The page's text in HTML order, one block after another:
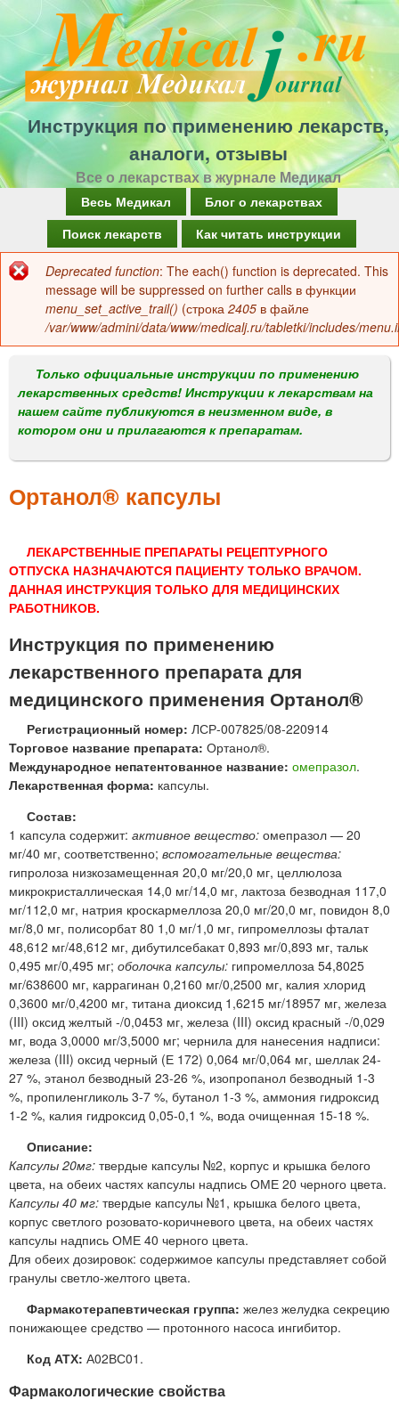
Перейти
к
основному
содержанию
Инструкция по применению лекарств,
аналоги, отзывы
Все о лекарствах в журнале Медикал
а
в
о
м
е
н
Весь Медикал
Блог о лекарствах
Поиск лекарств
Как читать инструкции
Сообщение
об
ошибке
Deprecated function: The each() function is deprecated. This
message will be suppressed on further calls в функции
menu_set_active_trail() (строка 2405 в файле
/var/www/admini/data/www/medicalj.ru/tabletki/includes/
Только официальные инструкции по применению
лекарственных средств! Инструкции к лекарствам на
нашем сайте публикуются в неизменном виде, в
котором они и прилагаются к препаратам.
Ортанол® капсулы
ЛЕКАРСТВЕННЫЕ ПРЕПАРАТЫ РЕЦЕПТУРНОГО
ОТПУСКА НАЗНАЧАЮТСЯ ПАЦИЕНТУ ТОЛЬКО ВРАЧОМ.
ДАННАЯ ИНСТРУКЦИЯ ТОЛЬКО ДЛЯ МЕДИЦИНСКИХ
РАБОТНИКОВ.
Инструкция по применению
лекарственного препарата для
медицинского применения Ортанол®
Регистрационный номер: ЛСР-007825/08-220914
Торговое название препарата: Ортанол®.
Международное непатентованное название: омепразол.
Лекарственная форма: капсулы.
Состав:
1 капсула содержит: активное вещество: омепразол — 20
мг/40 мг, соответственно; вспомогательные вещества:
гипролоза низкозамещенная 20,0 мг/20,0 мг, целлюлоза
микрокристаллическая 14,0 мг/14,0 мг, лактоза безводная 117,0
мг/112,0 мг, натрия кроскармеллоза 20,0 мг/20,0 мг, повидон 8,0
мг/8,0 мг, полисорбат 80 1,0 мг/1,0 мг, гипромеллозы фталат
48,612 мг/48,612 мг, дибутилсебакат 0,893 мг/0,893 мг, тальк
0,495 мг/0,495 мг; оболочка капсулы: гипромеллоза 54,8025
мг/638600 мг, каррагинан 0,2160 мг/0,2500 мг, калия хлорид
0,3600 мг/0,4200 мг, титана диоксид 1,6215 мг/18957 мг, железа
(III) оксид желтый -/0,0453 мг, железа (III) оксид красный -/0,029
мг, вода 3,0000 мг/3,5000 мг; чернила для нанесения надписи:
железа (III) оксид черный (Е 172) 0,064 мг/0,064 мг, шеллак 24-
27 %, этанол безводный 23-26 %, изопропанол безводный 1-3
%, пропиленгликоль 3-7 %, бутанол 1-3 %, аммония гидроксид
1-2 %, калия гидроксид 0,05-0,1 %, вода очищенная 15-18 %.
Описание:
Капсулы 20мг: твердые капсулы №2, корпус и крышка белого
цвета, на обеих частях капсулы надпись ОМЕ 20 черного цвета.
Капсулы 40 мг: твердые капсулы №1, крышка белого цвета,
корпус светлого розовато-коричневого цвета, на обеих частях
капсулы надпись ОМЕ 40 черного цвета.
Для обеих дозировок: содержимое капсулы представляет собой
гранулы светло-желтого цвета.
Фармакотерапевтическая группа: желез желудка секрецию
понижающее средство — протонного насоса ингибитор.
Код АТХ: А02ВС01.
Фармакологические свойства